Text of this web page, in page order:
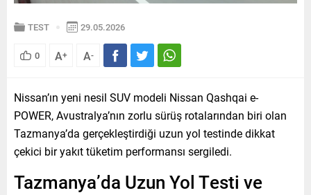
TEST 29.05.2026
0 A+ A-
Nissan’ın yeni nesil SUV modeli Nissan Qashqai e-
POWER, Avustralya’nın zorlu sürüş rotalarından biri olan
Tazmanya’da gerçekleştirdiği uzun yol testinde dikkat
çekici bir yakıt tüketim performansı sergiledi.
Tazmanya’da Uzun Yol Testi ve